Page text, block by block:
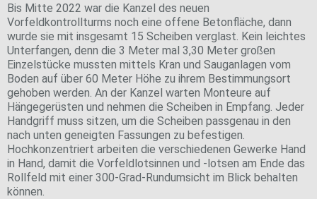
Das ist der Blick aus dem Vorfeldkontrollturm für die
zukünftigen Lotsen.
Bis Mitte 2022 war die Kanzel des neuen
Vorfeldkontrollturms noch eine offene Betonfläche, dann
wurde sie mit insgesamt 15 Scheiben verglast. Kein leichtes
Unterfangen, denn die 3 Meter mal 3,30 Meter großen
Einzelstücke mussten mittels Kran und Sauganlagen vom
Boden auf über 60 Meter Höhe zu ihrem Bestimmungsort
gehoben werden. An der Kanzel warten Monteure auf
Hängegerüsten und nehmen die Scheiben in Empfang. Jeder
Handgriff muss sitzen, um die Scheiben passgenau in den
nach unten geneigten Fassungen zu befestigen.
Hochkonzentriert arbeiten die verschiedenen Gewerke Hand
in Hand, damit die Vorfeldlotsinnen und -lotsen am Ende das
Rollfeld mit einer 300-Grad-Rundumsicht im Blick behalten
können.